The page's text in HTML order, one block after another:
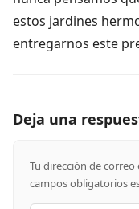
estos jardines
entregarnos este
Deja una
Tu dirección de
campos obligatorios